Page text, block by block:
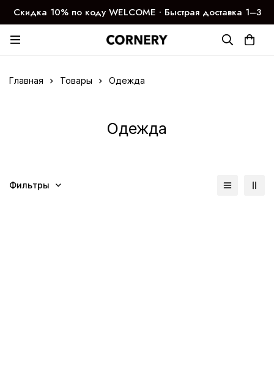
Скидка 10% по коду WELCOME ∙ Быстрая доставка 1–3
дня
Главная Товары Одежда
Одежда
Фильтры